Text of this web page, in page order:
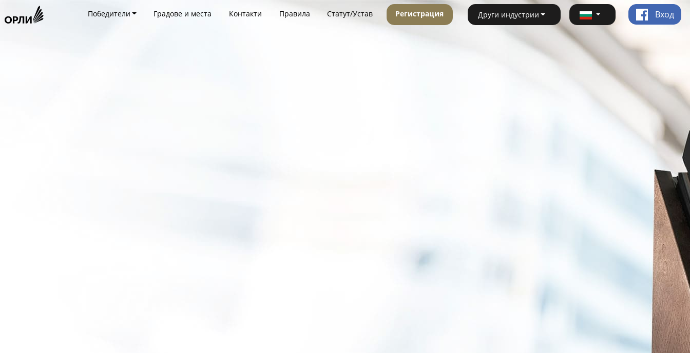
Победители Градове и места Контакти Правила Статут/Устав Регистрация Други индустрии Вход